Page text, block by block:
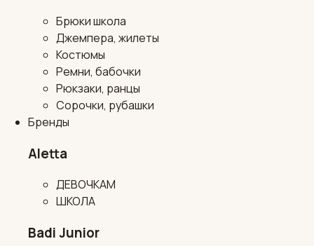
Брюки школа
Джемпера, жилеты
Костюмы
Ремни, бабочки
Рюкзаки, ранцы
Сорочки, рубашки
Бренды
Aletta
ДЕВОЧКАМ
ШКОЛА
Badi Junior